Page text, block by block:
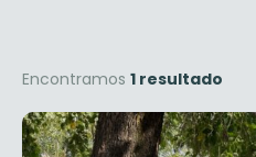
Encontramos 1 resultado